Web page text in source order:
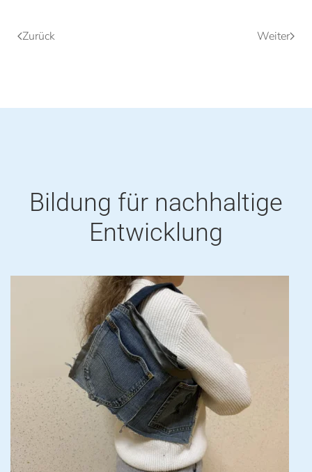
Zurück Weiter
Bildung für nachhaltige
Entwicklung